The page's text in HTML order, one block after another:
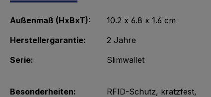
Außenmaß (HxBxT): 10.2 x 6.8 x 1.6 cm
Herstellergarantie:
2 Jahre
Serie:
Slimwallet
Besonderheiten: RFID-Schutz, kratzfest,